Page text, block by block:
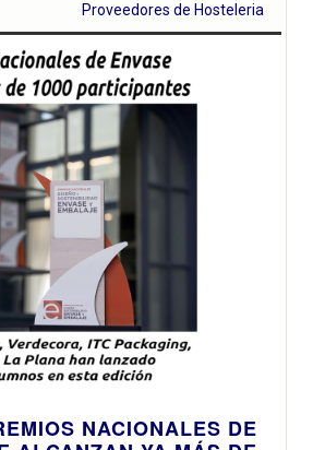
Proveedores de Hosteleria
NACIONALES DE